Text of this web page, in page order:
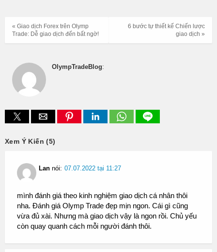
6 bước tự thiết kế Chiến lược
giao dịch »
« Giao dịch Forex trên Olymp
Trade: Dễ giao dịch đến bất ngờ!
OlympTradeBlog:
Xem Ý Kiến (5)
Lan nói: 07.07.2022 tại 11:27
mình đánh giá theo kinh nghiệm giao dịch cá nhân thôi
nha. Đánh giá Olymp Trade đẹp mịn ngon. Cái gì cũng
vừa đủ xài. Nhưng mà giao dịch vậy là ngon rồi. Chủ yếu
còn quay quanh cách mỗi người đánh thôi.